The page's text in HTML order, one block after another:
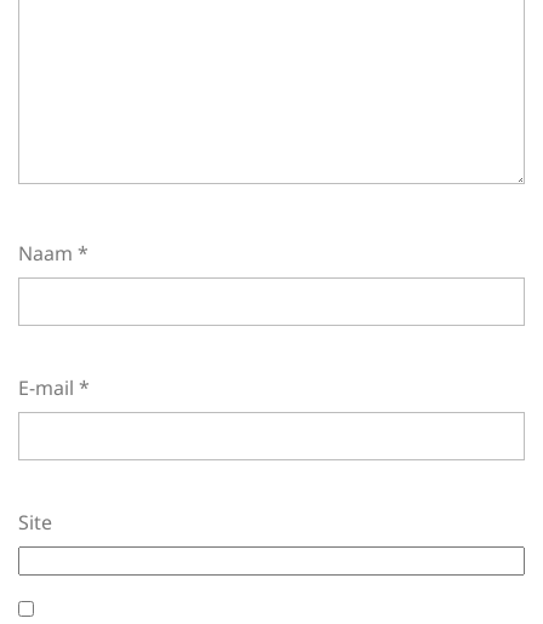
Naam *
E-mail *
Site